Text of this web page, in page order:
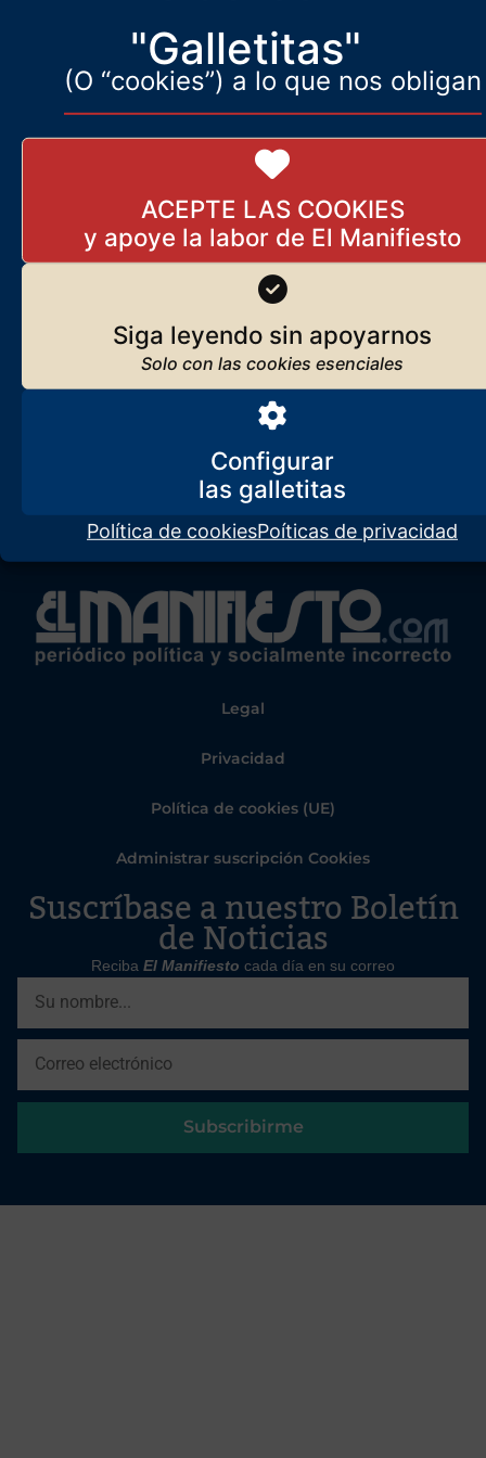
"Galletitas"
(O “cookies”) a lo que nos obligan
ACEPTE LAS COOKIES
Siga leyendo sin apoyarnos
Configurar
Política de cookiesPoíticas de privacidad
Legal
Privacidad
Política de cookies (UE)
Administrar suscripción Cookies
Suscríbase a nuestro Boletín
de Noticias
Reciba El Manifiesto cada día en su correo
Subscribirme